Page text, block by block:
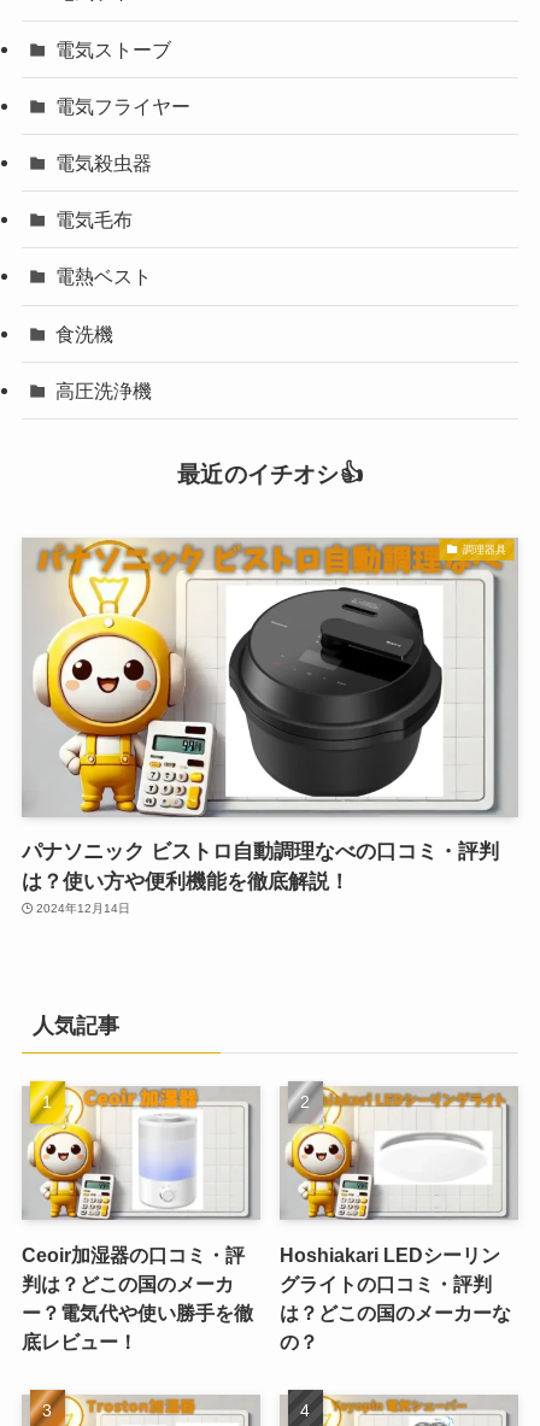
電気ストーブ
電気フライヤー
電気殺虫器
電気毛布
電熱ベスト
食洗機
高圧洗浄機
最近のイチオシ👍
調理器具
パナソニック ビストロ自動調理なべの口コミ・評判
は？使い方や便利機能を徹底解説！
2024年12月14日
人気記事
Ceoir加湿器の口コミ・評
判は？どこの国のメーカ
ー？電気代や使い勝手を徹
底レビュー！
Hoshiakari LEDシーリン
グライトの口コミ・評判
は？どこの国のメーカーな
の？